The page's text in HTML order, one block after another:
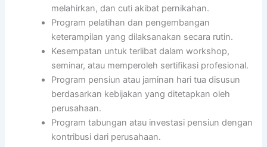
melahirkan, dan cuti akibat pernikahan.
Program pelatihan dan pengembangan
keterampilan yang dilaksanakan secara rutin.
Kesempatan untuk terlibat dalam workshop,
seminar, atau memperoleh sertifikasi profesional.
Program pensiun atau jaminan hari tua disusun
berdasarkan kebijakan yang ditetapkan oleh
perusahaan.
Program tabungan atau investasi pensiun dengan
kontribusi dari perusahaan.